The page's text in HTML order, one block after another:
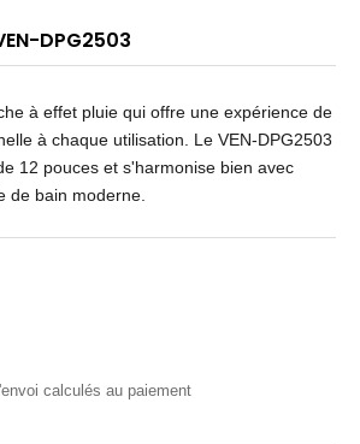
DPG2503
à effet pluie qui offre une expérience de
à chaque utilisation. Le VEN-DPG2503
12 pouces et s'harmonise bien avec
de bain moderne.
calculés au paiement